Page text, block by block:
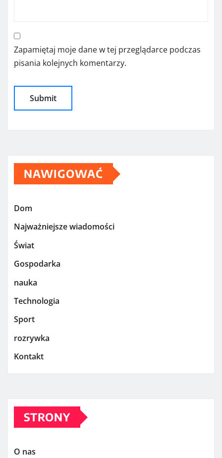
Zapamiętaj moje dane w tej przeglądarce podczas
pisania kolejnych komentarzy.
NAWIGOWAĆ
Dom
Najważniejsze wiadomości
Świat
Gospodarka
nauka
Technologia
Sport
rozrywka
Kontakt
STRONY
O nas